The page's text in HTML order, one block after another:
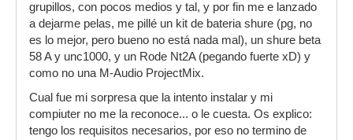
grupillos, con pocos medios y tal, y por fin me e lanzado
a dejarme pelas, me pillé un kit de bateria shure (pg, no
es lo mejor, pero bueno no está nada mal), un shure beta
58 A y unc1000, y un Rode Nt2A (pegando fuerte xD) y
como no una M-Audio ProjectMix.
Cual fue mi sorpresa que la intento instalar y mi
compiuter no me la reconoce... o le cuesta. Os explico:
tengo los requisitos necesarios, por eso no termino de